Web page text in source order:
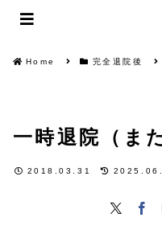
Home 完全退院後
一時退院（ま
2018.03.31